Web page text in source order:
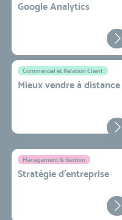
Google Analytics
Commercial et Relation Client
Mieux vendre à distance
Management & Gestion
Stratégie d’entreprise